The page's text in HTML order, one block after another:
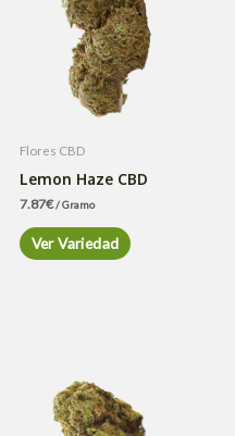
Flores CBD
Lemon Haze CBD
7.87€/ Gramo
Ver Variedad